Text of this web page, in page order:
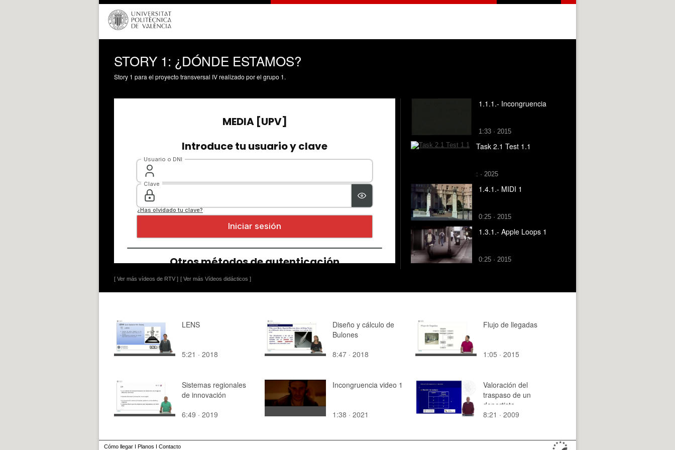
STORY 1: ¿DÓNDE ESTAMOS?
Story 1 para el proyecto transversal IV realizado por el grupo 1.
[ Ver más vídeos de RTV ] [ Ver más Vídeos didácticos ]
1.1.1.- Incongruencia
1:33 · 2015
Task 2.1 Test 1.1
: · 2025
1.4.1.- MIDI 1
0:25 · 2015
1.3.1.- Apple Loops 1
0:25 · 2015
LENS
5:21 · 2018
Diseño y cálculo de
Bulones
8:47 · 2018
Flujo de llegadas
1:05 · 2015
Sistemas regionales
de innovación
6:49 · 2019
Incongruencia video 1
1:38 · 2021
Valoración del
traspaso de un
deportista
8:21 · 2009
Cómo llegar I Planos I Contacto